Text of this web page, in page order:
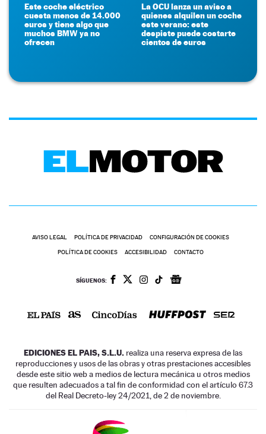
Este coche eléctrico
cuesta menos de 14.000
euros y tiene algo que
muchos BMW ya no
ofrecen
La OCU lanza un aviso a
quienes alquilen un coche
este verano: este
despiste puede costarte
cientos de euros
AVISO LEGAL POLÍTICA DE PRIVACIDAD CONFIGURACIÓN DE COOKIES
POLÍTICA DE COOKIES ACCESIBILIDAD CONTACTO
SÍGUENOS:
EDICIONES EL PAIS, S.L.U. realiza una reserva expresa de las
reproducciones y usos de las obras y otras prestaciones accesibles
desde este sitio web a medios de lectura mecánica u otros medios
que resulten adecuados a tal fin de conformidad con el artículo 67.3
del Real Decreto-ley 24/2021, de 2 de noviembre.